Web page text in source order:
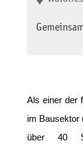
Als einer der
im Bausektor
über 40